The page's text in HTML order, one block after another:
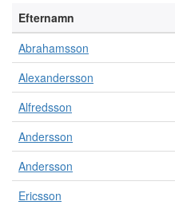
Efternamn
Abrahamsson
Alexandersson
Alfredsson
Andersson
Andersson
Ericsson